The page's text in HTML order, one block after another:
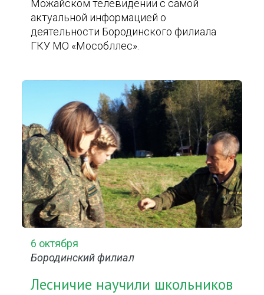
Можайском телевидении с самой
актуальной информацией о
деятельности Бородинского филиала
ГКУ МО «Мособллес».
6 октября
Бородинский филиал
Лесничие научили школьников